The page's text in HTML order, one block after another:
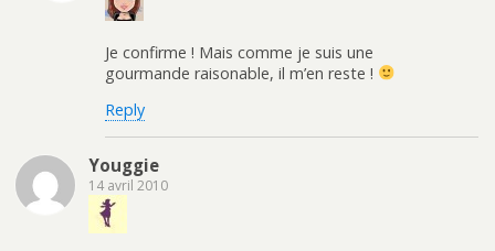
Je confirme ! Mais comme je suis une
gourmande raisonable, il m’en reste !
Reply
Youggie
14 avril 2010